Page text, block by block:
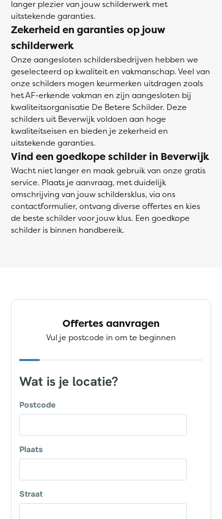
langer plezier van jouw schilderwerk met
uitstekende garanties.
Zekerheid en garanties op jouw
schilderwerk
Onze aangesloten schildersbedrijven hebben we
geselecteerd op kwaliteit en vakmanschap. Veel van
onze schilders mogen keurmerken uitdragen zoals
het AF-erkende vakman en zijn aangesloten bij
kwaliteitsorganisatie De Betere Schilder. Deze
schilders uit Beverwijk voldoen aan hoge
kwaliteitseisen en bieden je zekerheid en
uitstekende garanties.
Vind een goedkope schilder in Beverwijk
Wacht niet langer en maak gebruik van onze gratis
service. Plaats je aanvraag, met duidelijk
omschrijving van jouw schildersklus, via ons
contactformulier, ontvang diverse offertes en kies
de beste schilder voor jouw klus. Een goedkope
schilder is binnen handbereik.
Offertes aanvragen
Vul je postcode in om te beginnen